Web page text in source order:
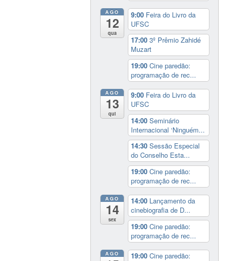
AGO
12
qua
9:00 Feira do Livro da
UFSC
17:003º Prêmio Zahidé
Muzart
19:00Cine paredão:
programação de rec...
AGO
13
qui
9:00 Feira do Livro da
UFSC
14:00Seminário
Internacional ‘Ninguém...
14:30Sessão Especial
do Conselho Esta...
19:00Cine paredão:
programação de rec...
AGO
14
sex
14:00 Lançamento da
cinebiografia de D...
19:00Cine paredão:
programação de rec...
AGO 19:00Cine paredão: